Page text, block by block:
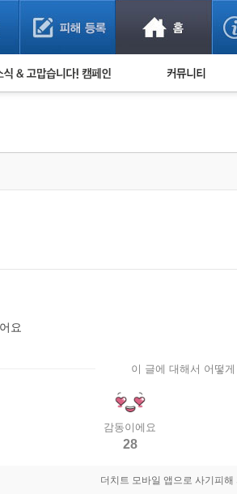
식 사기 예방했어요!
요
이 글에 대해서 어떻
감동이에요
28
더치트 모바일 앱으로 사기피